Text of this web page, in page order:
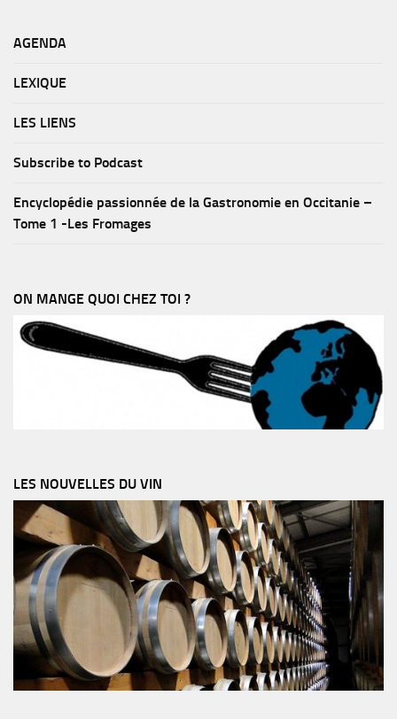
AGENDA
LEXIQUE
LES LIENS
Subscribe to Podcast
Encyclopédie passionnée de la Gastronomie en Occitanie –
Tome 1 -Les Fromages
ON MANGE QUOI CHEZ TOI ?
LES NOUVELLES DU VIN